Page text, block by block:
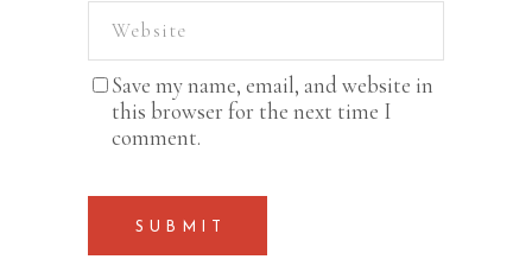
Save my name, email, and website in
this browser for the next time I
comment.
SUBMIT